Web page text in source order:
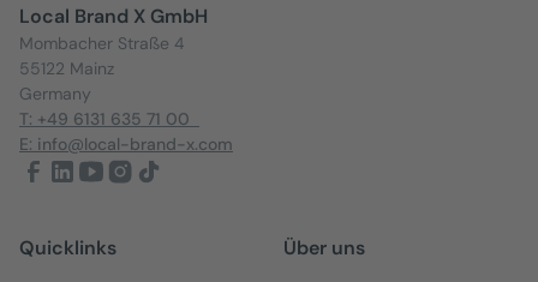
Local Brand X GmbH
Mombacher Straße 4
55122 Mainz
Germany
T: +49 6131 635 71 00
E: info@local-brand-x.com
Quicklinks Über uns